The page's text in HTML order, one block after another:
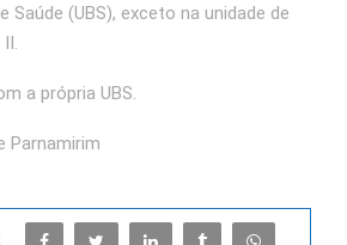
Saúde (UBS), exceto na unidade de
a própria UBS.
Parnamirim